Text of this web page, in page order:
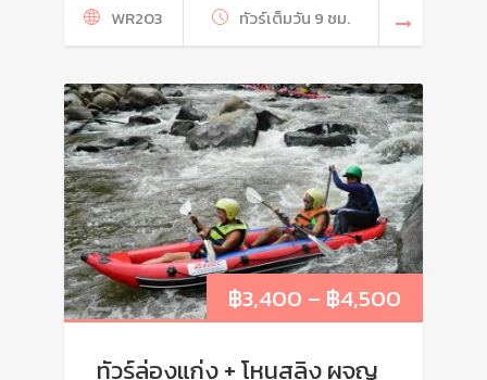
WR203 ทัวร์เต็มวัน 9 ชม.
฿3,400 – ฿4,500
ทัวร์ล่องแก่ง + โหนสลิง ผจญ